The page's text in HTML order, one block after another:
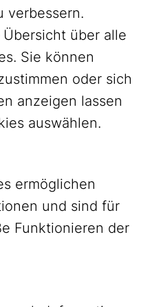
verbessern.
über alle
Sie können
oder sich
anzeigen lassen
auswählen.
ermöglichen
und sind für
Funktionieren der